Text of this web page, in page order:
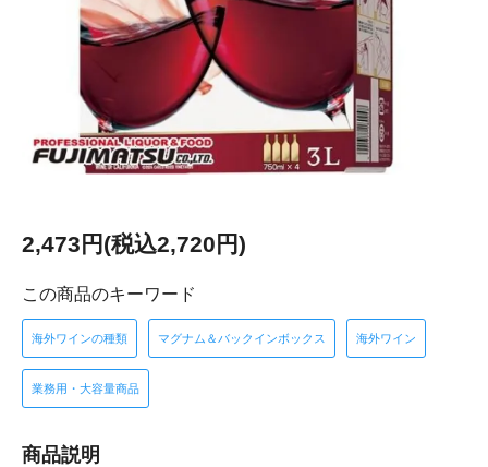
2,473円(税込2,720円)
この商品のキーワード
海外ワインの種類 マグナム＆バックインボックス 海外ワイン
業務用・大容量商品
商品説明